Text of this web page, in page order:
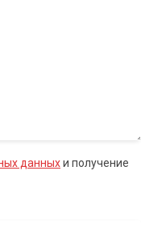
данныхи получение